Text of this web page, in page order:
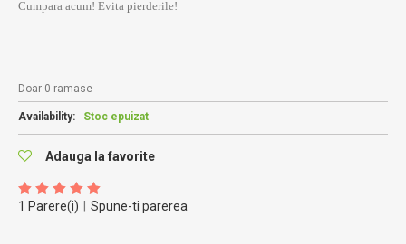
Cumpara acum! Evita pierderile!
Doar 0 ramase
Availability: Stoc epuizat
Adauga la favorite
1 Parere(i) Spune-ti parerea